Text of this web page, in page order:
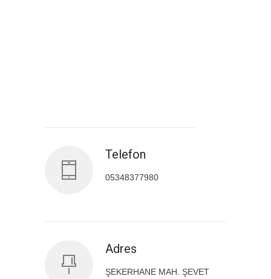
Telefon
05348377980
Adres
ŞEKERHANE MAH. ŞEVET